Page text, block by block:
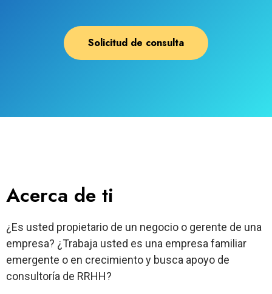
Solicitud de consulta
Acerca de ti
¿Es usted propietario de un negocio o gerente de una
empresa? ¿Trabaja usted es una empresa familiar
emergente o en crecimiento y busca apoyo de
consultoría de RRHH?